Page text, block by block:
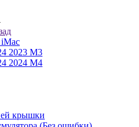
2023 M3
2024 M4
крышки